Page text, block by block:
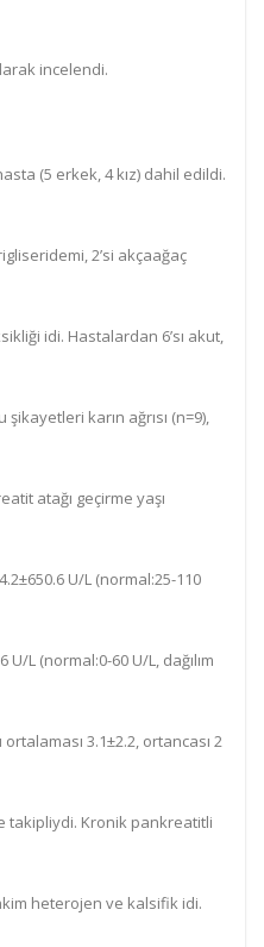
incelendi.
(5 erkek, 4 kız) dahil edildi.
2’si akçaağaç
idi. Hastalardan 6’sı akut,
karın ağrısı (n=9),
atağı geçirme yaşı
U/L (normal:25-110
L (normal:0-60 U/L, dağılım
3.1±2.2, ortancası 2
Kronik pankreatitli
heterojen ve kalsifik idi.